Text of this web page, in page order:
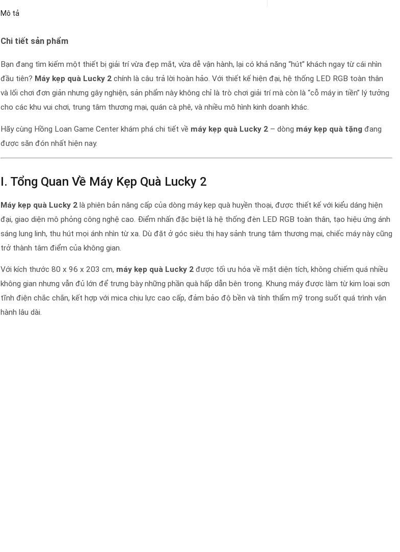
Mô tả
Chi tiết sản phẩm
Bạn đang tìm kiếm một thiết bị giải trí vừa đẹp mắt, vừa dễ vận hành, lại có khả năng “hút” khách ngay từ cái nhìn
đầu tiên? Máy kẹp quà Lucky 2 chính là câu trả lời hoàn hảo. Với thiết kế hiện đại, hệ thống LED RGB toàn thân
và lối chơi đơn giản nhưng gây nghiện, sản phẩm này không chỉ là trò chơi giải trí mà còn là “cỗ máy in tiền” lý tưởng
cho các khu vui chơi, trung tâm thương mại, quán cà phê, và nhiều mô hình kinh doanh khác.
Hãy cùng Hồng Loan Game Center khám phá chi tiết về máy kẹp quà Lucky 2 – dòng máy kẹp quà tặng đang
được săn đón nhất hiện nay.
I. Tổng Quan Về Máy Kẹp Quà Lucky 2
Máy kẹp quà Lucky 2 là phiên bản nâng cấp của dòng máy kẹp quà huyền thoại, được thiết kế với kiểu dáng hiện
đại, giao diện mô phỏng công nghệ cao. Điểm nhấn đặc biệt là hệ thống đèn LED RGB toàn thân, tạo hiệu ứng ánh
sáng lung linh, thu hút mọi ánh nhìn từ xa. Dù đặt ở góc siêu thị hay sảnh trung tâm thương mại, chiếc máy này cũng
trở thành tâm điểm của không gian.
Với kích thước 80 x 96 x 203 cm, máy kẹp quà Lucky 2 được tối ưu hóa về mặt diện tích, không chiếm quá nhiều
không gian nhưng vẫn đủ lớn để trưng bày những phần quà hấp dẫn bên trong. Khung máy được làm từ kim loại sơn
tĩnh điện chắc chắn, kết hợp với mica chịu lực cao cấp, đảm bảo độ bền và tính thẩm mỹ trong suốt quá trình vận
hành lâu dài.